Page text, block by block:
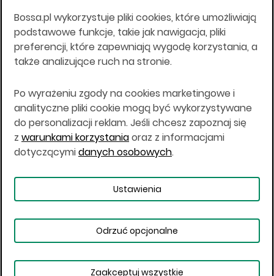
Wszelkie informacje na niniejszej stronie w tym
informacje o produktach inwestycyjnych nie są
kierowane do osób mających miejsce
zamieszkania lub pobytu w Stanach
Japonii, ani w dowolnej innej jurysdykcji, w której
taki materiał byłby sprzeczny z prawem lub w
których zgodne z prawem nabycie produktów
inwestycyjnych nie jest możliwe lub w której nie
jest możliwe złożenie oferty. Prawa obowiązujące
w danej jurysdykcji określają, czy jest możliwe
nabycie poszczególnych produktów
Copyright © 2026 BOŚ | BOSSA.PL
Warunki korzystania
Dane osobowe
Bossa.pl wykorzystuje pliki cookies, które umożliwiają
podstawowe funkcje, takie jak nawigacja, pliki
preferencji, które zapewniają wygodę korzystania, a
także analizujące ruch na stronie.
Po wyrażeniu zgody na cookies marketingowe i
analityczne pliki cookie mogą być wykorzystywane
do personalizacji reklam. Jeśli chcesz zapoznaj się
z warunkami korzystaniaoraz z informacjami
dotyczącymidanych osobowych.
Ustawienia
Odrzuć opcjonalne
Zaakceptuj wszystkie